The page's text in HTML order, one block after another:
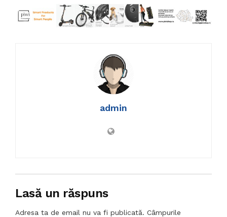
admin
Lasă un răspuns
Adresa ta de email nu va fi publicată. Câmpurile